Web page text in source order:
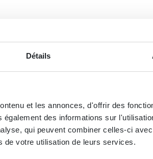
Détails
et les annonces, d'offrir des
des informations sur
qui peuvent combiner celles-ci
de votre utilisation de leurs services.
généreux pour
aux produits de soin et aux
votre plan de lavabo propre
elle est aussi pratique à
sans poignées saillantes
avec un seul trou de robinet et
les mains confortablement et
Livré avec siphon, afin